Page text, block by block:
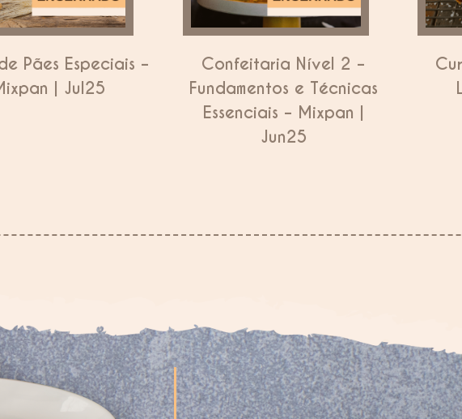
Pães Especiais –
| Jul25
Confeitaria Nível 2 –
Fundamentos e Técnicas
Essenciais – Mixpan |
Jun25